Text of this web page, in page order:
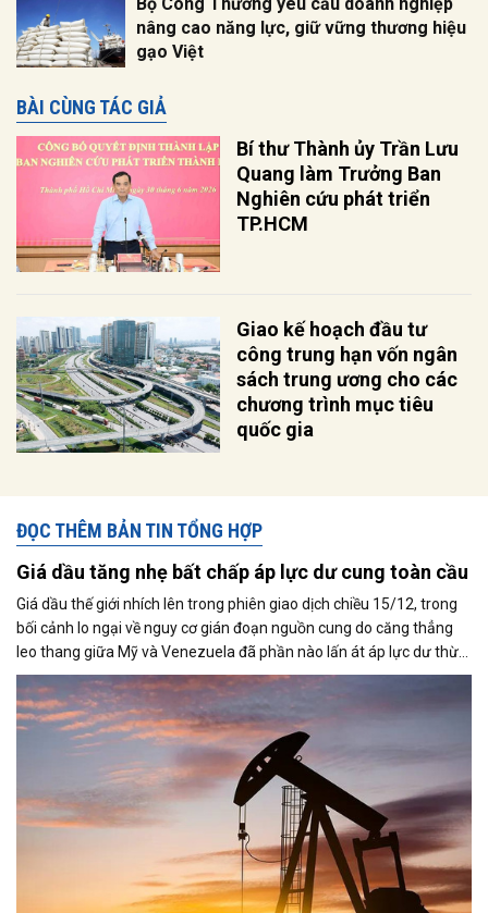
nâng cao năng lực, giữ vững thương hiệu
gạo Việt
BÀI CÙNG TÁC GIẢ
Bí thư Thành ủy Trần Lưu
Quang làm Trưởng Ban
Nghiên cứu phát triển
TP.HCM
Giao kế hoạch đầu tư
công trung hạn vốn ngân
sách trung ương cho các
chương trình mục tiêu
quốc gia
ĐỌC THÊM BẢN TIN TỔNG HỢP
Giá dầu tăng nhẹ bất chấp áp lực dư cung toàn cầu
Giá dầu thế giới nhích lên trong phiên giao dịch chiều 15/12, trong
bối cảnh lo ngại về nguy cơ gián đoạn nguồn cung do căng thẳng
leo thang giữa Mỹ và Venezuela đã phần nào lấn át áp lực dư thừa
nguồn cung đang bao trùm thị trường. Cùng với đó, giới đầu tư tiếp
tục theo dõi sát diễn biến liên quan đến khả năng đạt được một
thỏa thuận hòa bình giữa Nga và Ukraine.